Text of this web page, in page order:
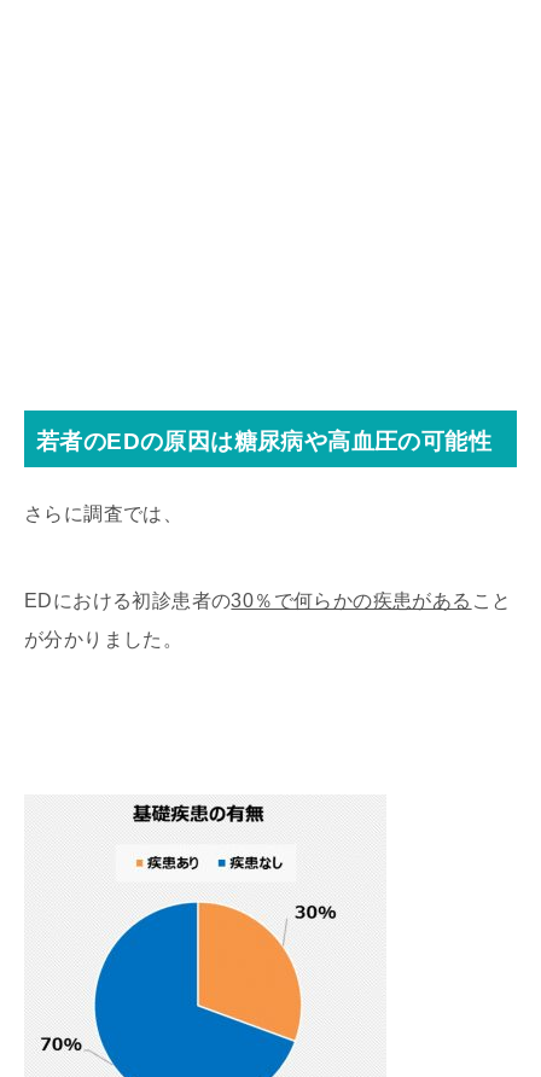
若者のEDの原因は糖尿病や高血圧の可能性
さらに調査では、
EDにおける初診患者の30％で何らかの疾患がある こと
が分かりました。